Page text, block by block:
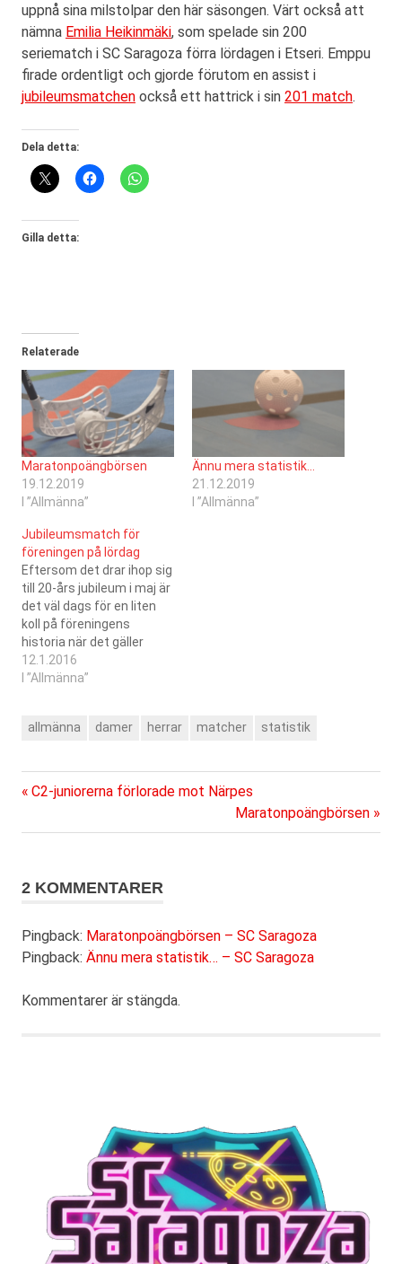
uppnå sina milstolpar den här säsongen. Värt också att
nämna Emilia Heikinmäki, som spelade sin 200
seriematch i SC Saragoza förra lördagen i Etseri. Emppu
firade ordentligt och gjorde förutom en assist i
jubileumsmatchen också ett hattrick i sin 201 match.
Dela detta:
Gilla detta:
Relaterade
Maratonpoängbörsen
19.12.2019
I ”Allmänna”
Ännu mera statistik…
21.12.2019
I ”Allmänna”
Jubileumsmatch för
föreningen på lördag
Eftersom det drar ihop sig
till 20-års jubileum i maj är
det väl dags för en liten
koll på föreningens
historia när det gäller
antal spelade matcher...
SC Saragozas herrlag har
varav 348 matcher i
12.1.2016
I ”Allmänna”
allmänna damer herrar matcher statistik
Inläggsnavigering
Föregående
C2-juniorerna förlorade mot Närpes
Nästa
inlägg:
Maratonpoängbörsen
2 KOMMENTARER
Pingback: Maratonpoängbörsen – SC Saragoza
Pingback: Ännu mera statistik… – SC Saragoza
Kommentarer är stängda.